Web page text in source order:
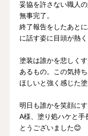
妥協を許さない職人
無事完了。
終了報告をしたあと
に話す姿に目頭が熱く
塗装は誰かを悲しく
あるもの。この気持
ほしいと強く感じた
明日も誰かを笑顔に
A様、塗り処ハケと手
とうございました😊